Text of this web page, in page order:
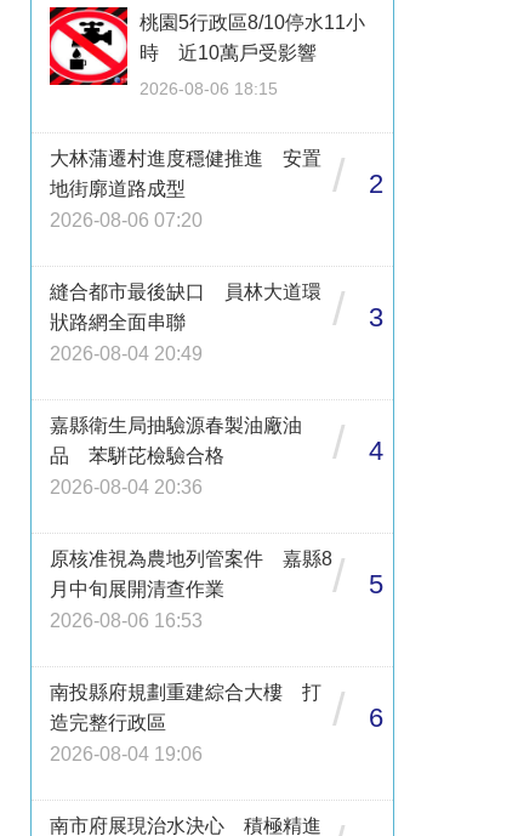
桃園5行政區8/10停水11小
時 近10萬戶受影響
2026-08-06 18:15
大林蒲遷村進度穩健推進 安置
地街廓道路成型
2026-08-06 07:20
/ 2
縫合都市最後缺口 員林大道環
狀路網全面串聯
2026-08-04 20:49
/ 3
嘉縣衛生局抽驗源春製油廠油
品 苯駢芘檢驗合格
2026-08-04 20:36
/ 4
原核准視為農地列管案件 嘉縣8
月中旬展開清查作業
2026-08-06 16:53
/ 5
南投縣府規劃重建綜合大樓 打
造完整行政區
2026-08-04 19:06
/ 6
南市府展現治水決心 積極精進